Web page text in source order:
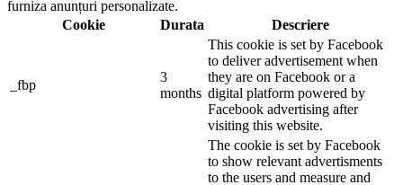
furniza anunțuri personalizate.
Cookie
Durata Descriere
_fbp
3
months
This cookie is set by Facebook
to deliver advertisement when
they are on Facebook or a
digital platform powered by
Facebook advertising after
visiting this website.
The cookie is set by Facebook
to show relevant advertisments
to the users and measure and